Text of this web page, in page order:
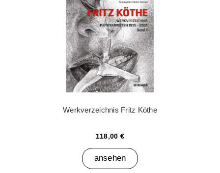
Werkverzeichnis Fritz Köthe
118,00 €
ansehen